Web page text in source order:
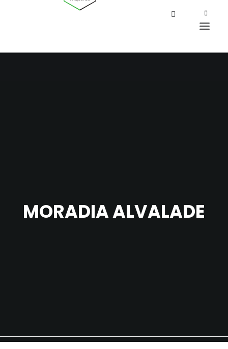
MORADIA ALVALADE